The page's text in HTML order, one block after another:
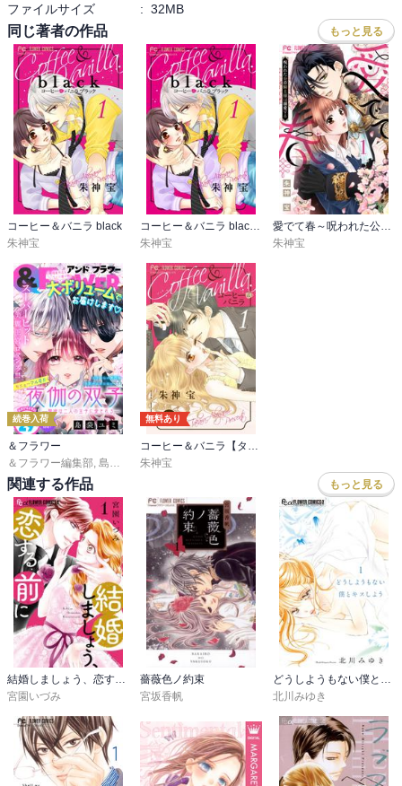
ファイルサイズ
: 32MB
同じ著者の作品 もっと見る
コーヒー＆バニラ black
朱神宝
コーヒー＆バニラ black【マイクロ】
朱神宝
愛でて春～呪われた公爵騎士様は溺愛する～
朱神宝
続巻入荷
＆フラワー
＆フラワー編集部 島袋ユミ ,ましい柚茉
無料あり
朱神宝
関連する作品 もっと見る
結婚しましょう、恋する前に
宮園いづみ
薔薇色ノ約束
宮坂香帆
どうしようもない僕とキスしよう
北川みゆき